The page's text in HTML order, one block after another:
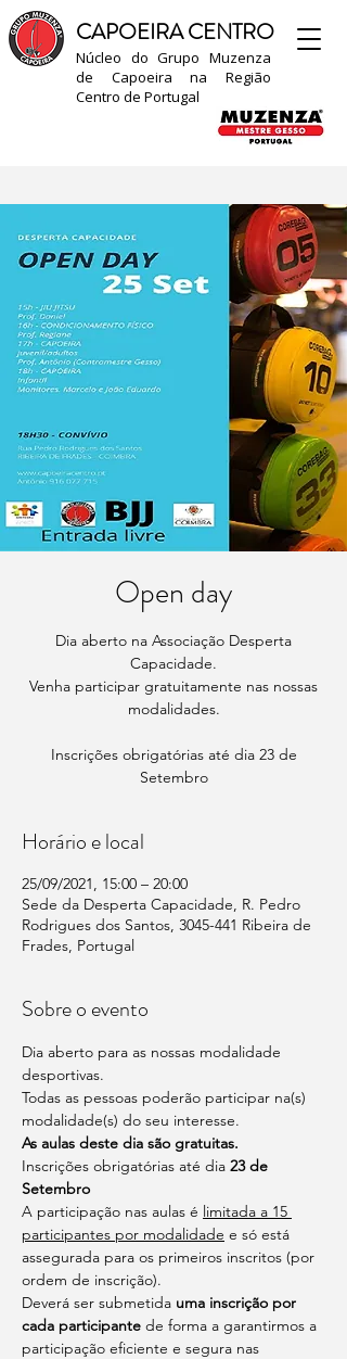
Núcleo do Grupo Muzenza
de Capoeira na Região
Centro de Portugal​
CAPOEIRA CENTRO
Open day
Dia aberto na Associação Desperta
Capacidade.
Venha participar gratuitamente nas nossas
modalidades.
Inscrições obrigatórias até dia 23 de
Setembro
Horário e local
25/09/2021, 15:00 – 20:00
Sede da Desperta Capacidade, R. Pedro
Rodrigues dos Santos, 3045-441 Ribeira de
Frades, Portugal
Sobre o evento
Dia aberto para as nossas modalidade
desportivas.
Todas as pessoas poderão participar na(s)
modalidade(s) do seu interesse.
As aulas deste dia são gratuitas.
Inscrições obrigatórias até dia 23 de
Setembro
A participação nas aulas é limitada a 15
participantes por modalidade e só está
assegurada para os primeiros inscritos (por
ordem de inscrição).
Deverá ser submetida uma inscrição por
cada participante de forma a garantirmos a
participação eficiente e segura nas